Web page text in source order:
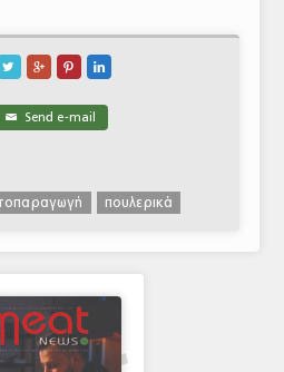
   
✉ Send e-mail
πουλερικά